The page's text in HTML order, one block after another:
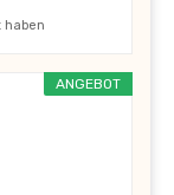
haben
ANGEBOT